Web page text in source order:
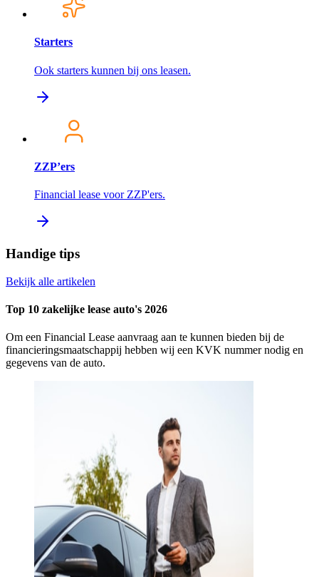
Starters
Ook starters kunnen bij ons leasen.
ZZP’ers
Financial lease voor ZZP'ers.
Handige tips
Bekijk alle artikelen
Top 10 zakelijke lease auto's 2026
Om een Financial Lease aanvraag aan te kunnen bieden bij de
financieringsmaatschappij hebben wij een KVK nummer nodig en
gegevens van de auto.